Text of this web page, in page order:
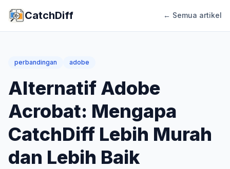
CatchDiff ← Semua artikel
perbandingan adobe
Alternatif Adobe
Acrobat: Mengapa
CatchDiff Lebih Murah
dan Lebih Baik